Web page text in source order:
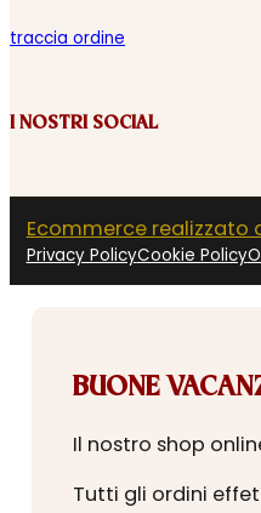
traccia ordine
I NOSTRI SOCIAL
Ecommerce realizzato
Privacy PolicyCookie Policy
BUONE
Il nostro shop
Tutti gli ordini